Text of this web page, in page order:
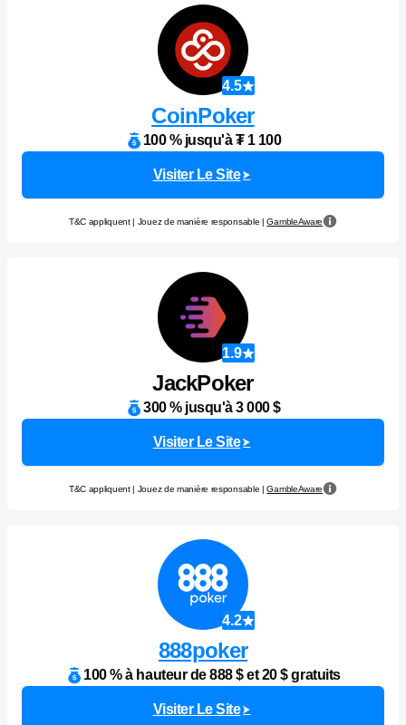
4.5
CoinPoker
100 % jusqu'à ₮ 1 100
Visiter Le Site
T&C appliquent | Jouez de manière responsable |GambleAware
1.9
JackPoker
300 % jusqu'à 3 000 $
Visiter Le Site
T&C appliquent | Jouez de manière responsable |GambleAware
4.2
888poker
100 % à hauteur de 888 $ et 20 $ gratuits
Visiter Le Site